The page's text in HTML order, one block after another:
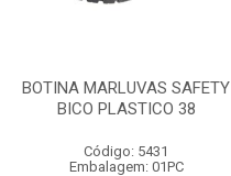
BOTINA MARLUVAS SAFETY
BICO PLASTICO 38
Código: 5431
Embalagem: 01PC